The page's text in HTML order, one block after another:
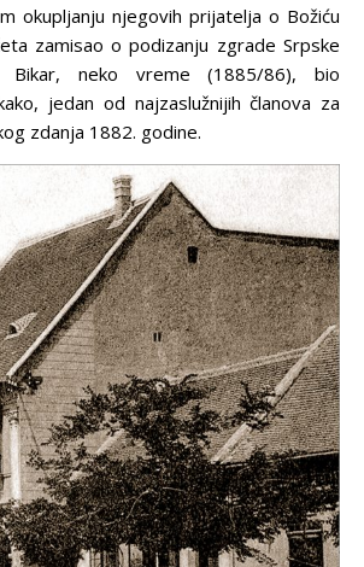
okupljanju njegovih prijatelja o Božiću
zamisao o podizanju zgrade Srpske
Bikar, neko vreme (1885/86), bio
jedan od najzaslužnijih članova za
zdanja 1882. godine.